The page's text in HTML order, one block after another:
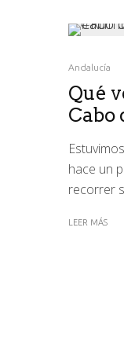
Andalucía
Qué
Cabo
hace un
recorrer
LEER MÁS